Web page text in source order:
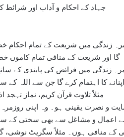
جہاد کے احکام و آداب اور
زندگی میں شریعت کے تمام احکام
گا اور شریعت کے منافی تمام کاموں
زندگی میں فرائض کی پابندی کے
کا اہتمام کرے گا جن سے اللہ
مثلاً تلاوت قرآن کریم، نماز تہجد
و نصرت یقینی ہو۔ وہ اپنی
اعمال و مشاغل سے بھی سختی کے
کے منافی ہوں۔ مثلاً سگریٹ نوشی،